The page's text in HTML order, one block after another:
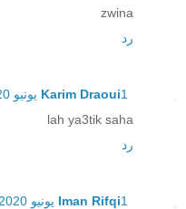
zwina
رد
Karim Draoui1 يونيو 2020 في 1:07 ص
lah ya3tik saha
رد
Iman Rifqi1 يونيو 2020 في 1:07 ص